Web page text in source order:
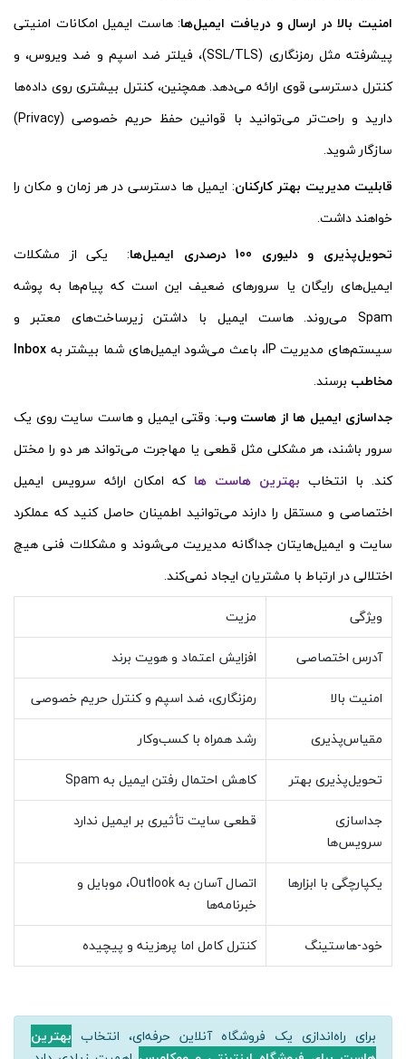
امنیت بالا در ارسال و دریافت ایمیل‌ها: هاست ایمیل امکانات امنیتی
پیشرفته مثل رمزنگاری (SSL/TLS)، فیلتر ضد اسپم و ضد ویروس، و
کنترل دسترسی قوی ارائه می‌دهد. همچنین، کنترل بیشتری روی داده‌ها
دارید و راحت‌تر می‌توانید با قوانین حفظ حریم خصوصی (Privacy)
سازگار شوید.
قابلیت مدیریت بهتر کارکنان: ایمیل ها دسترسی در هر زمان و مکان را
خواهند داشت.
تحویل‌پذیری و دلیوری 100 درصدری ایمیل‌ها
: یکی از مشکلات
ایمیل‌های رایگان یا سرورهای ضعیف این است که پیام‌ها به پوشه
Spam می‌روند. هاست ایمیل با داشتن زیرساخت‌های معتبر و
سیستم‌های مدیریت IP، باعث می‌شود ایمیل‌های شما بیشتر به
Inbox
مخاطب برسند.
جداسازی ایمیل ها از هاست وب: وقتی ایمیل و هاست سایت روی یک
سرور باشند، هر مشکلی مثل قطعی یا مهاجرت می‌تواند هر دو را مختل
کند. با انتخاب بهترین هاست ها که امکان ارائه سرویس ایمیل
اختصاصی و مستقل را دارند می‌توانید اطمینان حاصل کنید که عملکرد
سایت و ایمیل‌هایتان جداگانه مدیریت می‌شوند و مشکلات فنی هیچ
اختلالی در ارتباط با مشتریان ایجاد نمی‌کند.
ویژگی
مزیت
آدرس اختصاصی
افزایش اعتماد و هویت برند
امنیت بالا
رمزنگاری، ضد اسپم و کنترل حریم خصوصی
مقیاس‌پذیری
رشد همراه با کسب‌وکار
تحویل‌پذیری بهتر
کاهش احتمال رفتن ایمیل به Spam
جداسازی
سرویس‌ها
قطعی سایت تأثیری بر ایمیل ندارد
یکپارچگی با ابزارها
اتصال آسان به Outlook، موبایل و
خبرنامه‌ها
خود-هاستینگ
کنترل کامل اما پرهزینه و پیچیده
برای راه‌اندازی یک فروشگاه آنلاین حرفه‌ای، انتخاب بهترین